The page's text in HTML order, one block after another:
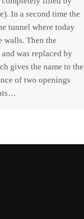
In a second time the
tunnel where today
walls. Then the
was replaced by
gives the name to the
of two openings